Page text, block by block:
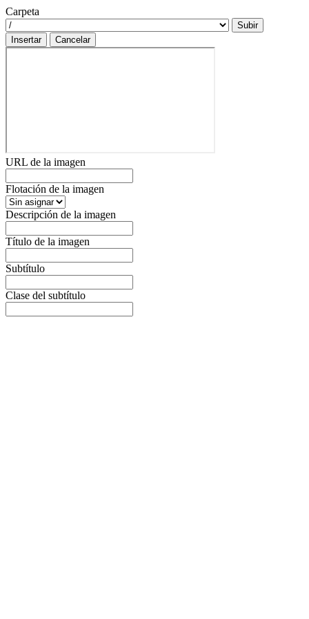
Carpeta
Subir
Insertar
Cancelar
URL de la imagen
Flotación de la imagen
Descripción de la imagen
Título de la imagen
Subtítulo
Clase del subtítulo